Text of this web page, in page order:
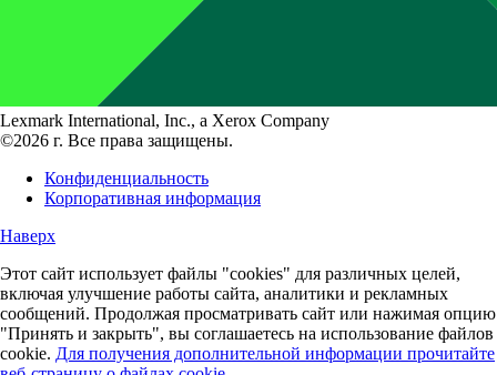
Lexmark International, Inc., a Xerox Company
©2026 г. Все права защищены.
Конфиденциальность
Корпоративная информация
Наверх
Этот сайт использует файлы "cookies" для различных целей,
включая улучшение работы сайта, аналитики и рекламных
сообщений. Продолжая просматривать сайт или нажимая опцию
"Принять и закрыть", вы соглашаетесь на использование файлов
cookie. Для получения дополнительной информации прочитайте